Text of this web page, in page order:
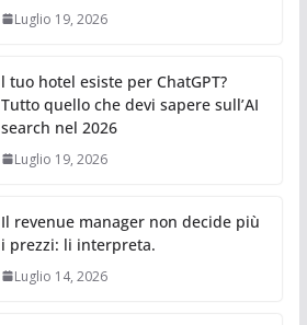
Luglio 19, 2026
l tuo hotel esiste per ChatGPT?
Tutto quello che devi sapere sull’AI
search nel 2026
Luglio 19, 2026
Il revenue manager non decide più
i prezzi: li interpreta.
Luglio 14, 2026